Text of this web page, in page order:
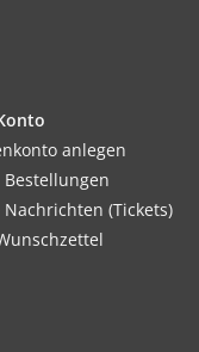
anlegen
Bestellungen
(Tickets)